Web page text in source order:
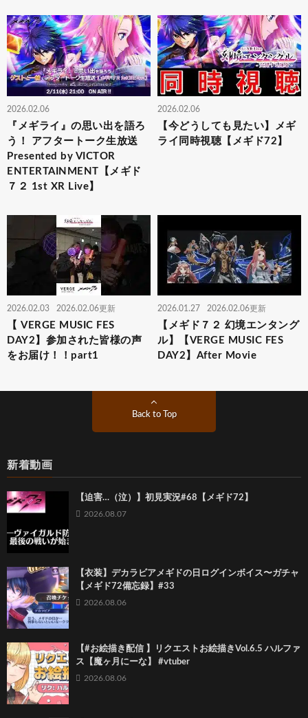
2026.02.06
『メギライ』の思い出を語ろ
う！ アフタートーク生放送
Presented by VICTOR
ENTERTAINMENT【メギド
７２ 1st XR Live】
2026.02.06
【今どうしても見たい】メギ
ライ同時視聴【メギド72】
2026.02.03 2026.02.06更新
【 VERGE MUSIC FES
DAY2】参加された皆様の声
をお届け！！part1
2026.01.27 2026.02.06更新
【メギド７２ 幻境エンタング
ル】【VERGE MUSIC FES
DAY2】After Movie
Back to Top
新着動画
【迫害…（泣）】初見実況#68【メギド72】
2026.08.07
【衣装】デカラビアメギドの日ログインボイス〜ガチャ
【メギド72備忘録】#33
2026.08.06
【#お絵描き配信 】リクエストお絵描きVol.6.5 ハルファ
ス【魔ヶ月にーな】 #vtuber
2026.08.06